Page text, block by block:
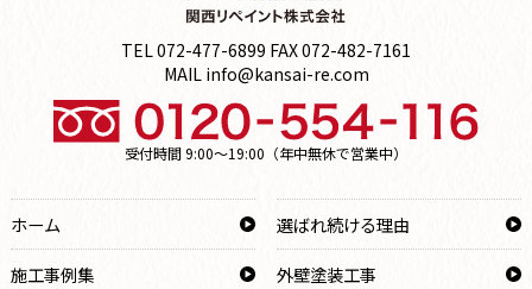
TEL 072-477-6899 FAX 072-482-7161
MAIL info@kansai-re.com
受付時間 9:00～19:00（年中無休で営業中）
ホーム
選ばれ続ける理由
施工事例集
外壁塗装工事